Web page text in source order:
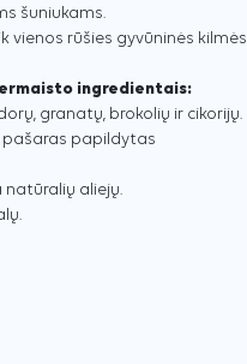
šuniukams.
vienos rūšies gyvūninės kilmės
ingredientais:
granatų, brokolių ir cikorijų.
pašaras papildytas
natūralių aliejų.